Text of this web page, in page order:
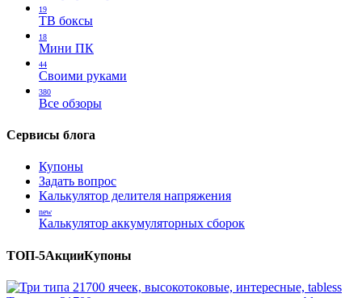
19
ТВ боксы
18
Мини ПК
44
Своими руками
380
Все обзоры
Сервисы блога
Купоны
Задать вопрос
Калькулятор делителя напряжения
new
Калькулятор аккумуляторных сборок
ТОП-5АкцииКупоны